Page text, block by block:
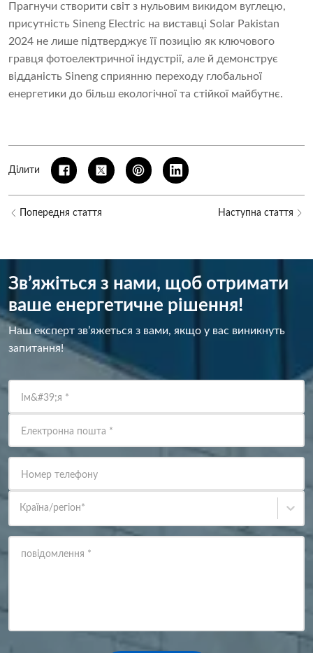
Прагнучи створити світ з нульовим викидом вуглецю,
присутність Sineng Electric на виставці Solar Pakistan
2024 не лише підтверджує її позицію як ключового
гравця фотоелектричної індустрії, але й демонструє
відданість Sineng сприянню переходу глобальної
енергетики до більш екологічної та стійкої майбутнє.
Ділити
Попередня стаття Наступна стаття
Зв’яжіться з нами, щоб отримати
ваше енергетичне рішення!
Наш експерт зв’яжеться з вами, якщо у вас виникнуть
запитання!
Ім&#39;я *
Електронна пошта *
Номер телефону
Країна/регіон*
повідомлення *